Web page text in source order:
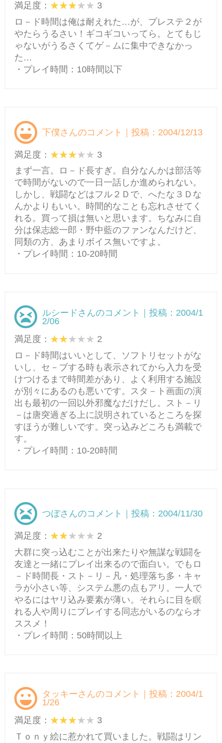
満足度：
3
ロ－ド時間は俺は耐えれた…が、プレステ２が
やたらうるさい！ギコギコいってら。とてもじ
ゃないがうるさくてゲ－ムに集中できなかっ
た…
・プレイ時間：10時間以下
下僕さんのコメント｜投稿：2004/12/13
満足度：
3
まず一言。ロ－ド長すぎ。自分なんかは部活等
で時間がないので一日一話しか進められない。
しかし、戦闘などはフル２Ｄで、へたな３Ｄな
んかよりもいい。時間的なことも忘れさせてく
れる。買って損は無いと思います。ちなみに自
分は保志総一郎・野中藍のファンなんだけど、
同類の方、あまりボイス無いですよ。
・プレイ時間：10-20時間
ルシードさんのコメント｜投稿：2004/1
2/06
満足度：
2
ロ－ド時間はいいとして、ソフトリセットがな
いし、セ－ブする時も表示されてから入力を受
けつけるまで時間差があり、よく利用する施設
が別々にあるのも悪いです。スタ－ト画面の演
出も最初の一回以外邪魔なだけだし。スト－リ
－は唐突過ぎる上に説明されているところを探
すほうが難しいです。突っ込みどころも満載で
す。
・プレイ時間：10-20時間
つぼさんのコメント｜投稿：2004/11/30
満足度：
2
大群に突っ込むことが出来たりや無謀な戦闘を
友達と一緒にプレイ出来るので面白い。でもロ
－ド時間長・スト－リ－凡・処理落ち多・キャ
ラが小さい等、システム悪の点もアリ。一人で
やるにはヤリ込み要素が薄い。それらに目を瞑
れる人や周りにプレイする同志がいるのならオ
ススメ！
・プレイ時間：50時間以上
タッキーさんのコメント｜投稿：2004/1
1/26
満足度：
3
Ｔｏｎｙ絵に惹かれて買いました。戦闘はリン